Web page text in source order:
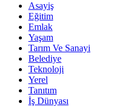
Asayiş
Eğitim
Emlak
Yaşam
Tarım Ve Sanayi
Belediye
Teknoloji
Yerel
Tanıtım
İş Dünyası